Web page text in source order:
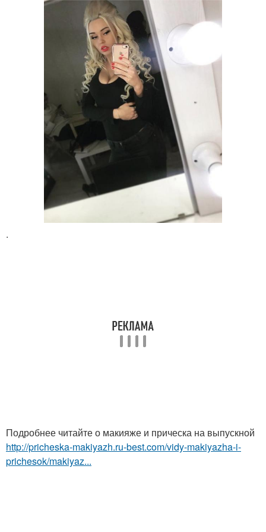
.
Подробнее читайте о макияже и прическа на выпускной
http://pricheska-makiyazh.ru-best.com/vidy-makiyazha-i-
prichesok/makiyaz...